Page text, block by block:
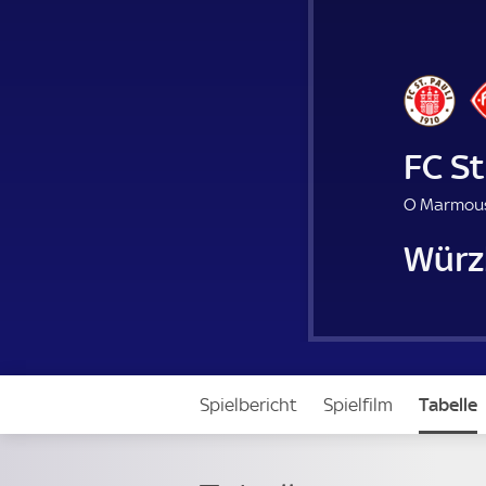
FC
O
Spielbericht Spielfilm Tabelle